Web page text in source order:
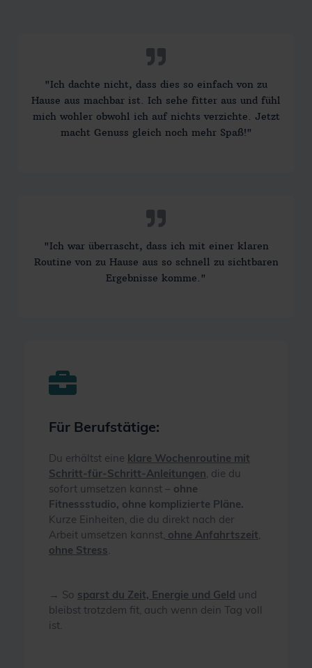
"Ich dachte nicht, dass dies so einfach von zu
Hause aus machbar ist. Ich sehe fitter aus und fühl
mich wohler obwohl ich auf nichts verzichte. Jetzt
macht Genuss gleich noch mehr Spaß!"
"Ich war überrascht, dass ich mit einer klaren
Routine von zu Hause aus so schnell zu sichtbaren
Ergebnisse komme."
Für Berufstätige:
Du erhältst eine klare Wochenroutine mit
Schritt-für-Schritt-Anleitungen, die du
sofort umsetzen kannst – ohne
Fitnessstudio, ohne komplizierte Pläne.
Kurze Einheiten, die du direkt nach der
Arbeit umsetzen kannst, ohne Anfahrtszeit,
ohne Stress.
→ So sparst du Zeit, Energie und Geld und
bleibst trotzdem fit, auch wenn dein Tag voll
ist.